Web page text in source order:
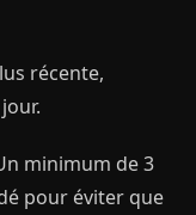
récente,
minimum de 3
pour éviter que